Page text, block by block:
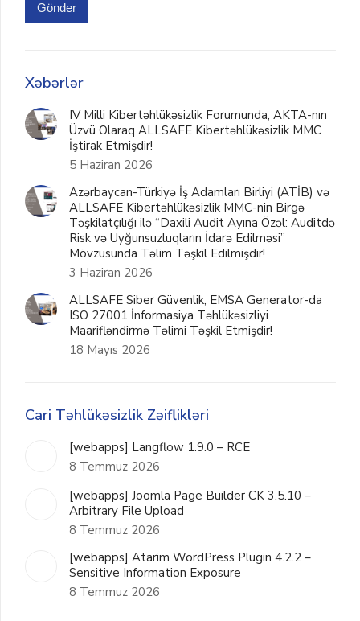
Gönder
Xəbərlər
IV Milli Kibertəhlükəsizlik Forumunda, AKTA-nın
Üzvü Olaraq ALLSAFE Kibertəhlükəsizlik MMC
İştirak Etmişdir!
5 Haziran 2026
Azərbaycan-Türkiyə İş Adamları Birliyi (ATİB) və
ALLSAFE Kibertəhlükəsizlik MMC-nin Birgə
Təşkilatçılığı ilə “Daxili Audit Ayına Özəl: Auditdə
Risk və Uyğunsuzluqların İdarə Edilməsi”
Mövzusunda Təlim Təşkil Edilmişdir!
3 Haziran 2026
ALLSAFE Siber Güvenlik, EMSA Generator-da
ISO 27001 İnformasiya Təhlükəsizliyi
Maarifləndirmə Təlimi Təşkil Etmişdir!
18 Mayıs 2026
Cari Təhlükəsizlik Zəiflikləri
[webapps] Langflow 1.9.0 – RCE
8 Temmuz 2026
[webapps] Joomla Page Builder CK 3.5.10 –
Arbitrary File Upload
8 Temmuz 2026
[webapps] Atarim WordPress Plugin 4.2.2 –
Sensitive Information Exposure
8 Temmuz 2026